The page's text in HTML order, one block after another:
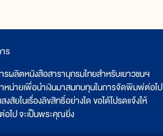
ร
รผลิตหนังสือสารานุกรมไทยสำหรับเยาวชนฯ
ำหน่ายเพื่อนำเงินมาสมทบทุนในการจัดพิมพ์ต่อไป
ยในเรื่องลิขสิทธิ์อย่างใด ขอได้โปรดแจ้งให้
ไป จะเป็นพระคุณยิ่ง